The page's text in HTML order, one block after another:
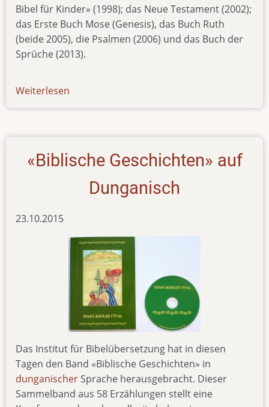
Bibel für Kinder» (1998); das Neue Testament (2002);
das Erste Buch Mose (Genesis), das Buch Ruth
(beide 2005), die Psalmen (2006) und das Buch der
Sprüche (2013).
Weiterlesen
180216
«Biblische Geschichten» auf
Dunganisch
23.10.2015
Das Institut für Bibelübersetzung hat in diesen
Tagen den Band «Biblische Geschichten» in
dunganischer Sprache herausgebracht. Dieser
Sammelband aus 58 Erzählungen stellt eine